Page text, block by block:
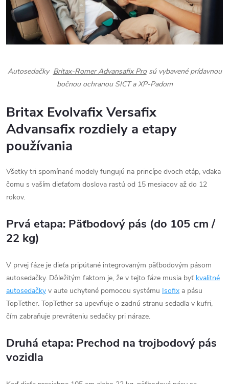
Autosedačky Britax-Romer Advansafix Prosú vybavené prídavnou
bočnou ochranou SICT a XP-Padom
Britax Evolvafix Versafix
Advansafix rozdiely a etapy
používania
Všetky tri spomínané modely fungujú na princípe dvoch etáp, vďaka
čomu s vaším dieťaťom doslova rastú od 15 mesiacov až do 12
rokov.
Prvá etapa: Päťbodový pás (do 105 cm /
22 kg)
V prvej fáze je dieťa pripútané integrovaným päťbodovým pásom
autosedačky. Dôležitým faktom je, že v tejto fáze musia byť kvalitné
autosedačky v aute uchytené pomocou systému Isofix a pásu
TopTether. TopTether sa upevňuje o zadnú stranu sedadla v kufri,
čím zabraňuje prevráteniu sedačky pri náraze.
Druhá etapa: Prechod na trojbodový pás
vozidla